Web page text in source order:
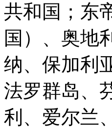
共和国；东
国）、奥地
纳、保加利
法罗群岛、
利、爱尔兰